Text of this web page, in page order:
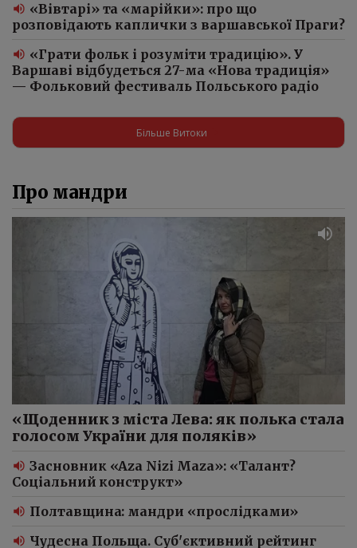
«Вівтарі» та «марійки»: про що
розповідають каплички з варшавської Праги?
«Грати фольк і розуміти традицію». У
Варшаві відбудеться 27-ма «Нова традиція»
— Фольковий фестиваль Польського радіо
Більше Витоки
Про мандри
«Щоденник з міста Лева: як полька стала
голосом України для поляків»
Засновник «Aza Nizi Maza»: «Талант?
Соціальний конструкт»
Полтавщина: мандри «прослідками»
Чудесна Польща. Суб'єктивний рейтинг